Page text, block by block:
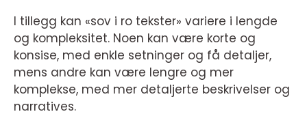
I tillegg kan «sov i ro tekster» variere i lengde
og kompleksitet. Noen kan være korte og
konsise, med enkle setninger og få detaljer,
mens andre kan være lengre og mer
komplekse, med mer detaljerte beskrivelser og
narratives.